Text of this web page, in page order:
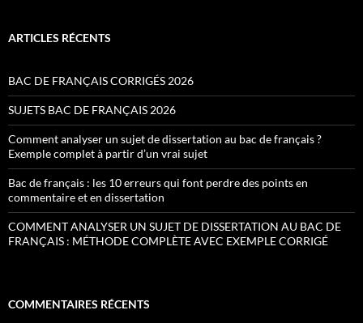
ARTICLES RÉCENTS
BAC DE FRANÇAIS CORRIGÉS 2026
SUJETS BAC DE FRANÇAIS 2026
Comment analyser un sujet de dissertation au bac de français ?
Exemple complet à partir d’un vrai sujet
Bac de français : les 10 erreurs qui font perdre des points en
commentaire et en dissertation
COMMENT ANALYSER UN SUJET DE DISSERTATION AU BAC DE
FRANÇAIS : MÉTHODE COMPLÈTE AVEC EXEMPLE CORRIGÉ
COMMENTAIRES RÉCENTS